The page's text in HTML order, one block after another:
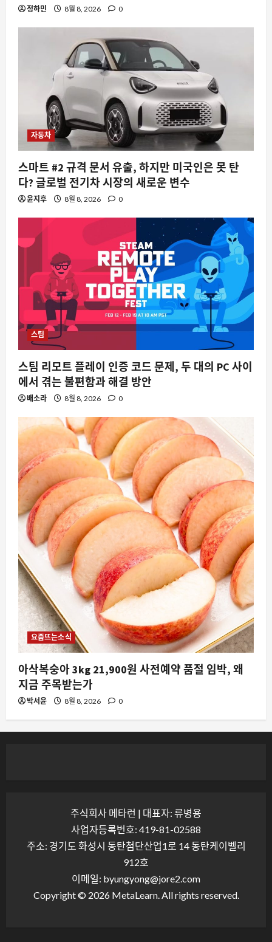
정하민 8월 8, 2026 0
자동차
스마트 #2 규격 문서 유출, 하지만 미국인은 못 탄
다? 글로벌 전기차 시장의 새로운 변수
윤지후 8월 8, 2026 0
스팀
스팀 리모트 플레이 인증 코드 문제, 두 대의 PC 사이
에서 겪는 불편함과 해결 방안
배소라 8월 8, 2026 0
요즘뜨는소식
아삭복숭아 3kg 21,900원 사전예약 품절 임박, 왜
지금 주목받는가
박서윤 8월 8, 2026 0
주식회사 메타런 | 대표자: 류병용
사업자등록번호: 419-81-02588
주소: 경기도 화성시 동탄첨단산업1로 14 동탄케이벨리
912호
이메일: byungyong@jore2.com
Copyright © 2026 MetaLearn. All rights reserved.